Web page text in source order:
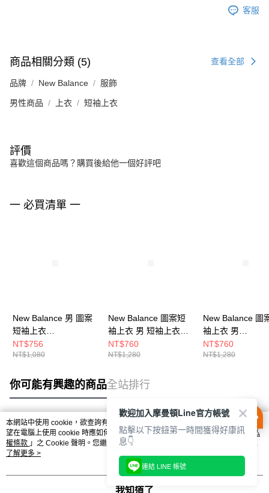
客服
商品相關分類 (5) 查看全部
品牌 New Balance 服飾
男性商品 上衣 短袖上衣
評價
喜歡這個商品嗎？購買後給他一個好評吧
一 必買清單 一
New Balance 男 圖案
短袖上衣
MT61B2STWT-F
NT$756
NT$1,080
New Balance 圖案短
袖上衣 男 短袖上衣
MT51934FDP-F
NT$760
NT$1,280
New Balance 圖
袖上衣 男
MT53900PEF-F
NT$760
NT$1,280
你可能有興趣的商品全站排行
熱門標籤
本網站中使用 cookie，欲查詢有關本網站使用 cookie 方式之詳情，及若您不希
望在電腦上使用 cookie 時應如何變更電腦的 cookie 設定，請參閱本網站「
隱私
權條款 」之 Cookie 聲明。您繼續使用本網站即表示您同意本公司得按本網站使
用條款之 Cookie 聲明使用 cookie。
了解更多 >
我知道了
歡迎加入摩曼頓Line官方帳號
點擊以下按鈕第一時間獲得好康訊
息👇
連結 LINE 帳號